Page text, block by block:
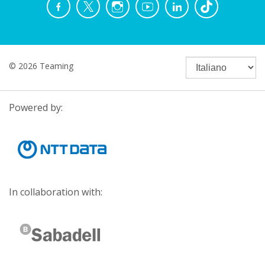
© 2026 Teaming
Powered by:
In collaboration with: